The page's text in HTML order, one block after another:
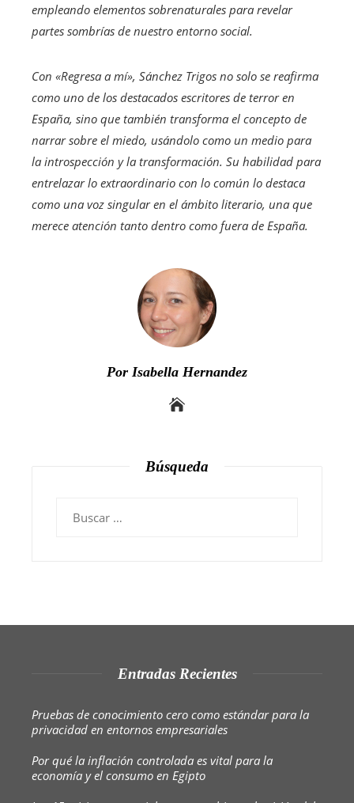
empleando elementos sobrenaturales para revelar
partes sombrías de nuestro entorno social.
Con «Regresa a mí», Sánchez Trigos no solo se reafirma
como uno de los destacados escritores de terror en
España, sino que también transforma el concepto de
narrar sobre el miedo, usándolo como un medio para
la introspección y la transformación. Su habilidad para
entrelazar lo extraordinario con lo común lo destaca
como una voz singular en el ámbito literario, una que
merece atención tanto dentro como fuera de España.
Por Isabella Hernandez
Búsqueda
Entradas Recientes
Pruebas de conocimiento cero como estándar para la
privacidad en entornos empresariales
Por qué la inflación controlada es vital para la
economía y el consumo en Egipto